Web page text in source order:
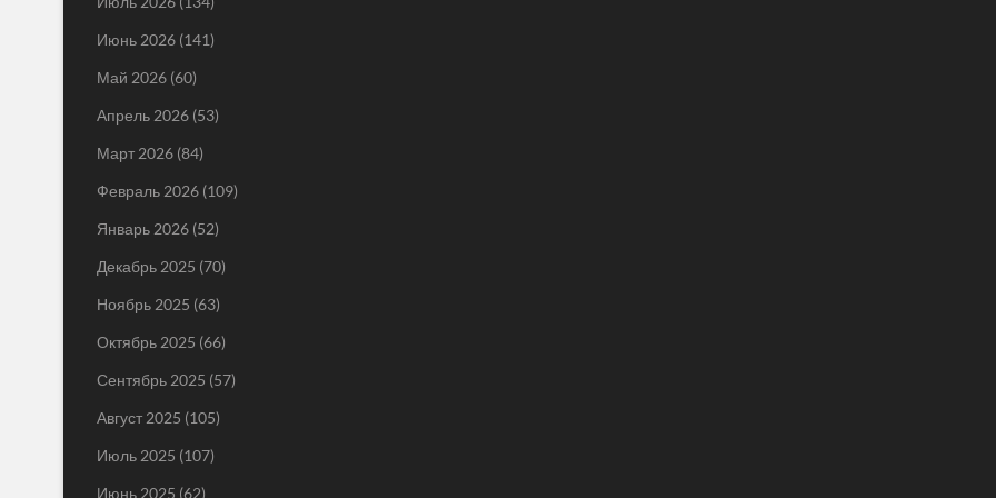
Июнь 2026 (141)
Май 2026 (60)
Апрель 2026 (53)
Март 2026 (84)
Февраль 2026 (109)
Январь 2026 (52)
Декабрь 2025 (70)
Ноябрь 2025 (63)
Октябрь 2025 (66)
Сентябрь 2025 (57)
Август 2025 (105)
Июль 2025 (107)
Июнь 2025 (62)